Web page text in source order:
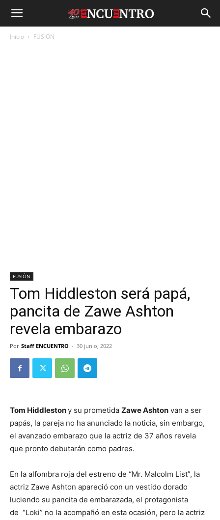
Inicio FUSIÓN
FUSIÓN
Tom Hiddleston será papá,
pancita de Zawe Ashton
revela embarazo
Por Staff ENCUENTRO - 30 junio, 2022
Tom Hiddlestony su prometida Zawe Ashton van a ser
papás, la pareja no ha anunciado la noticia, sin embargo,
el avanzado embarazo que la actriz de 37 años revela
que pronto debutarán como padres.
En la alfombra roja del estreno de “Mr. Malcolm List”, la
actriz Zawe Ashton apareció con un vestido dorado
luciendo su pancita de embarazada, el protagonista
de “Loki” no la acompañó en esta ocasión, pero la actriz